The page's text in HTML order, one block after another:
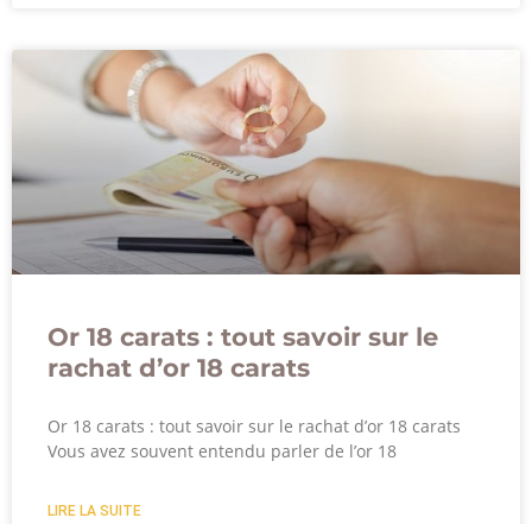
Or 18 carats : tout savoir sur le
rachat d’or 18 carats
Or 18 carats : tout savoir sur le rachat d’or 18 carats
Vous avez souvent entendu parler de l’or 18
LIRE LA SUITE